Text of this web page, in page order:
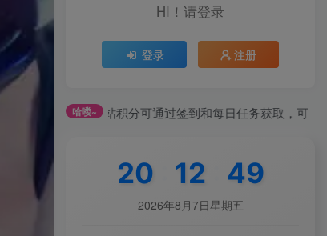
HI！请登录
登录 注册
哈喽~
全站积分可通过签到和每日任务获取，可别错过哦！
20 12 52
2026年8月7日星期五